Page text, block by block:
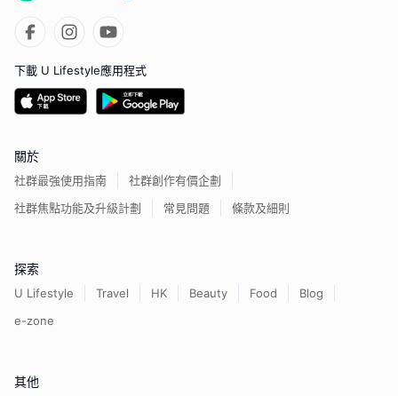
下載 U Lifestyle應用程式
關於
社群最強使用指南
社群創作有價企劃
社群焦點功能及升級計劃
常見問題 條款及細則
探索
U Lifestyle Travel HK Beauty Food
Blog
e-zone
其他